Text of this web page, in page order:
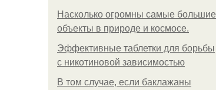
Насколько огромны самые большие
объекты в природе и космосе.
Эффективные таблетки для борьбы
с никотиновой зависимостью
В том случае, если баклажаны